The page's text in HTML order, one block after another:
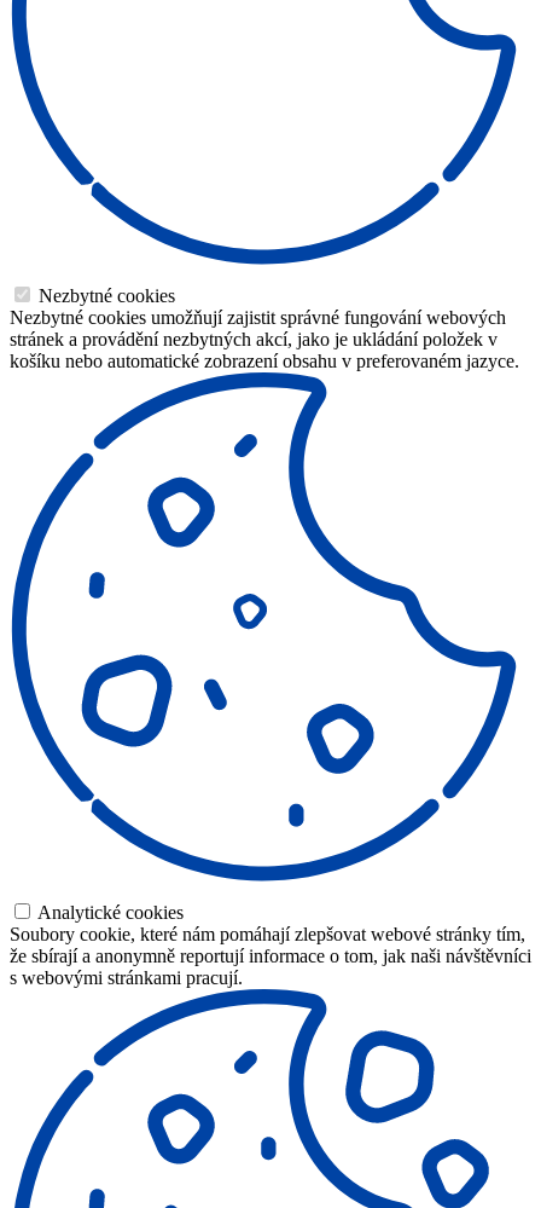
Nezbytné cookies
Nezbytné cookies umožňují zajistit správné fungování webových
stránek a provádění nezbytných akcí, jako je ukládání položek v
košíku nebo automatické zobrazení obsahu v preferovaném jazyce.
Analytické cookies
Soubory cookie, které nám pomáhají zlepšovat webové stránky tím,
že sbírají a anonymně reportují informace o tom, jak naši návštěvníci
s webovými stránkami pracují.